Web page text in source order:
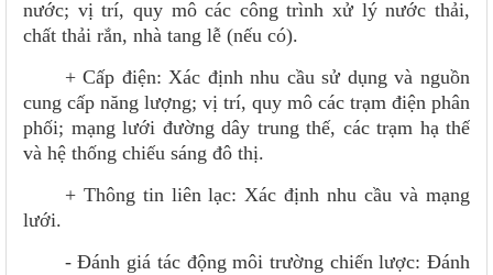
nước; vị trí, quy mô các công trình xử lý nước thải,
chất thải rắn, nhà tang lễ (nếu có).
+ Cấp điện: Xác định nhu cầu sử dụng và nguồn
cung cấp năng lượng; vị trí, quy mô các trạm điện phân
phối; mạng lưới đường dây trung thế, các trạm hạ thế
và hệ thống chiếu sáng đô thị.
+ Thông tin liên lạc: Xác định nhu cầu và mạng
lưới.
- Đánh giá tác động môi trường chiến lược: Đánh